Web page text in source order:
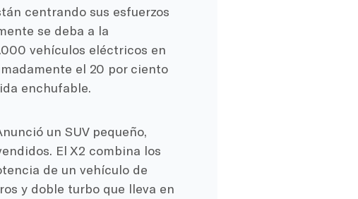
centrando sus esfuerzos
se deba a la
vehículos eléctricos en
el 20 por ciento
enchufable.
un SUV pequeño,
El X2 combina los
de un vehículo de
y doble turbo que lleva en